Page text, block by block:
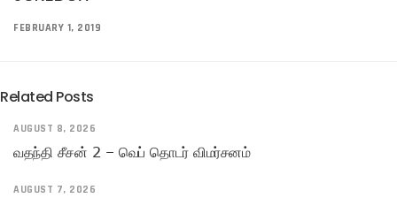
FEBRUARY 1, 2019
Related Posts
AUGUST 8, 2026
வதந்தி சீசன் 2 – வெப் தொடர் விமர்சனம்
AUGUST 7, 2026